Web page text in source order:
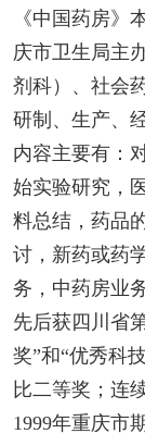
《中国药房》
庆市卫生局主
剂科）、社会
研制、生产、
内容主要有：
始实验研究，
料总结，药品
讨，新药或药
务，中药房业
先后获四川省
奖”和“优秀科
比二等奖；连
1999年重庆市